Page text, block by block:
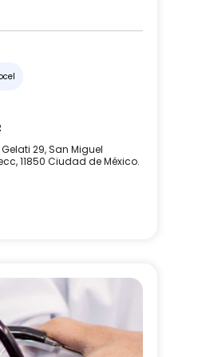
29, San Miguel
11850 Ciudad de México.